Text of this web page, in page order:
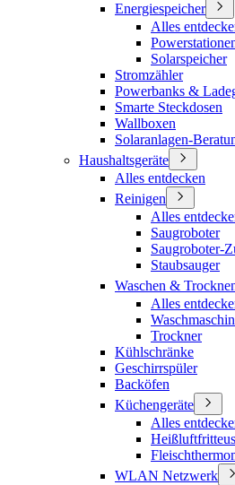
Energiespeicher
Alles
Solarspeicher
Stromzähler
Powerbanks &
Smarte Steckdosen
Wallboxen
Solaranlagen-
Haushaltsgeräte
Alles entdecken
Reinigen
Alles
Saugroboter
Saugroboter-
Staubsauger
Waschen &
Alles
Trockner
Kühlschränke
Geschirrspüler
Backöfen
Küchengeräte
Alles
WLAN Netzwerk